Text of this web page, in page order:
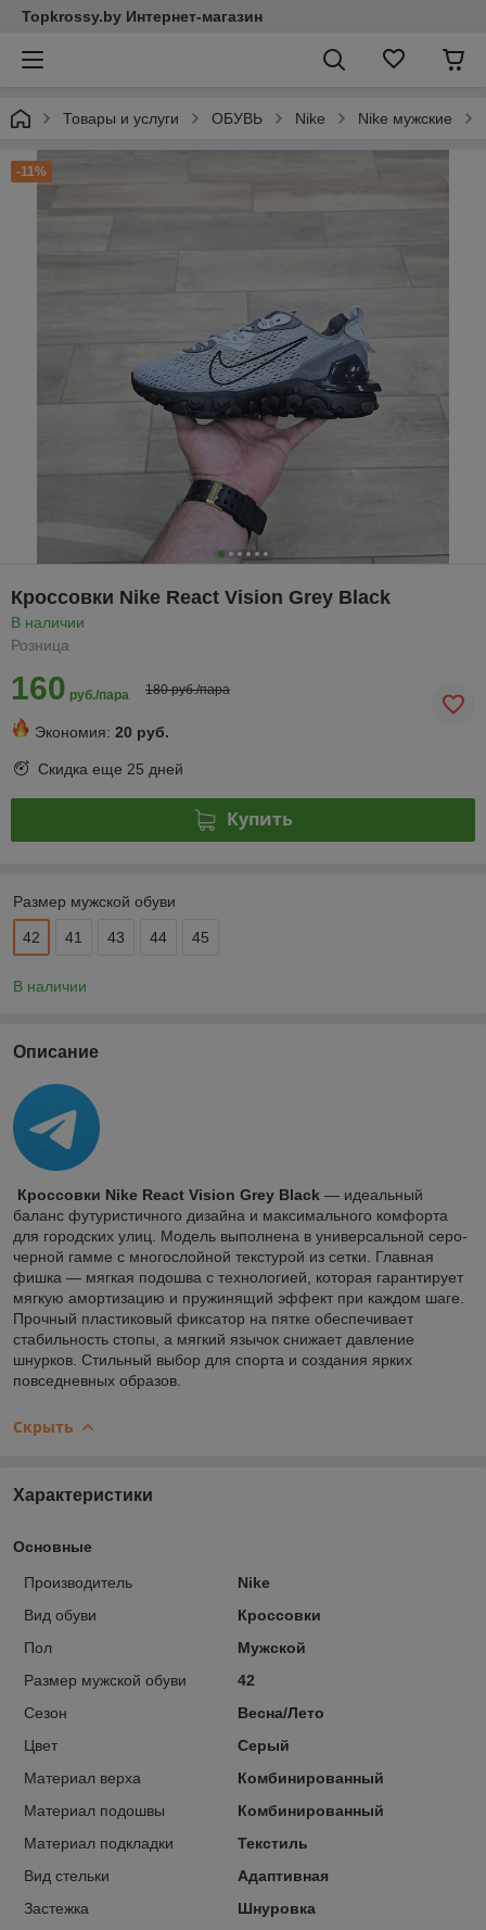
Topkrossy.by Интернет-магазин
Товары и услуги ОБУВЬ Nike Nike мужские
-11%
Кроссовки Nike React Vision Grey Black
В наличии
Розница
160 руб./пара 180 руб./пара
Экономия: 20 руб.
Скидка еще 25 дней
Купить
Размер мужской обуви
42 41 43 44 45
В наличии
Описание
Кроссовки Nike React Vision Grey Black — идеальный
баланс футуристичного дизайна и максимального комфорта
для городских улиц. Модель выполнена в универсальной серо-
черной гамме с многослойной текстурой из сетки. Главная
фишка — мягкая подошва с технологией, которая гарантирует
мягкую амортизацию и пружинящий эффект при каждом шаге.
Прочный пластиковый фиксатор на пятке обеспечивает
стабильность стопы, а мягкий язычок снижает давление
шнурков. Стильный выбор для спорта и создания ярких
повседневных образов.
Скрыть
Характеристики
Основные
Производитель
Nike
Вид обуви
Кроссовки
Пол
Мужской
Размер мужской обуви
42
Сезон
Весна/Лето
Цвет
Серый
Материал верха
Комбинированный
Материал подошвы
Комбинированный
Материал подкладки
Текстиль
Вид стельки
Адаптивная
Застежка
Шнуровка